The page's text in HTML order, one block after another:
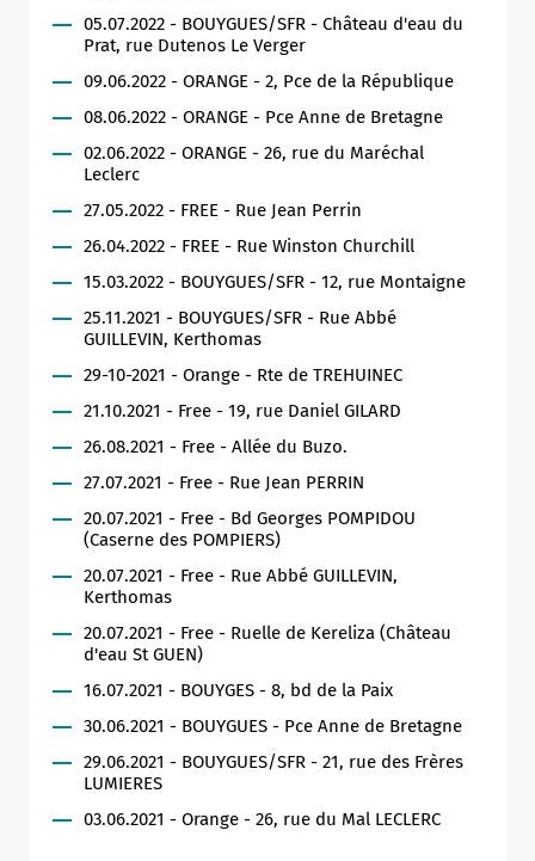
05.07.2022 - BOUYGUES/SFR - Château d'eau du
Prat, rue Dutenos Le Verger
09.06.2022 - ORANGE - 2, Pce de la République
08.06.2022 - ORANGE - Pce Anne de Bretagne
02.06.2022 - ORANGE - 26, rue du Maréchal
Leclerc
27.05.2022 - FREE - Rue Jean Perrin
26.04.2022 - FREE - Rue Winston Churchill
15.03.2022 - BOUYGUES/SFR - 12, rue Montaigne
25.11.2021 - BOUYGUES/SFR - Rue Abbé
GUILLEVIN, Kerthomas
29-10-2021 - Orange - Rte de TREHUINEC
21.10.2021 - Free - 19, rue Daniel GILARD
26.08.2021 - Free - Allée du Buzo.
27.07.2021 - Free - Rue Jean PERRIN
20.07.2021 - Free - Bd Georges POMPIDOU
(Caserne des POMPIERS)
20.07.2021 - Free - Rue Abbé GUILLEVIN,
Kerthomas
20.07.2021 - Free - Ruelle de Kereliza (Château
d'eau St GUEN)
16.07.2021 - BOUYGES - 8, bd de la Paix
30.06.2021 - BOUYGUES - Pce Anne de Bretagne
29.06.2021 - BOUYGUES/SFR - 21, rue des Frères
LUMIERES
03.06.2021 - Orange - 26, rue du Mal LECLERC